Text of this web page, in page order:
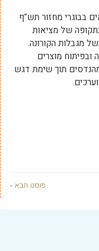
בבוגרי מחזור תש"ף
של מציאות
מגבלות הקורונה.
מוצרים
תוך שימת דגש
פוסט הבא »